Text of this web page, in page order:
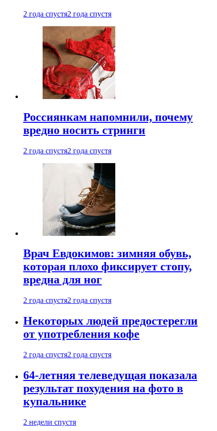
2 года спустя2 года спустя
Россиянкам напомнили, почему
вредно носить стринги
2 года спустя2 года спустя
Врач Евдокимов: зимняя обувь,
которая плохо фиксирует стопу,
вредна для ног
2 года спустя2 года спустя
Некоторых людей предостерегли
от употребления кофе
2 года спустя2 года спустя
64-летняя телеведущая показала
результат похудения на фото в
купальнике
2 недели спустя